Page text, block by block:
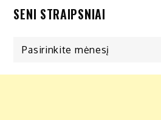
SENI STRAIPSNIAI